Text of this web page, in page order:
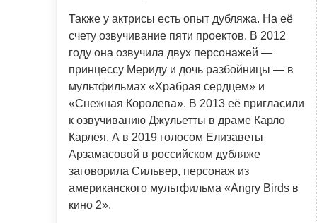
Также у актрисы есть опыт дубляжа. На её
счету озвучивание пяти проектов. В 2012
году она озвучила двух персонажей —
принцессу Мериду и дочь разбойницы — в
мультфильмах «Храбрая сердцем» и
«Снежная Королева». В 2013 её пригласили
к озвучиванию Джульетты в драме Карло
Карлея. А в 2019 голосом Елизаветы
Арзамасовой в российском дубляже
заговорила Сильвер, персонаж из
американского мультфильма «Angry Birds в
кино 2».